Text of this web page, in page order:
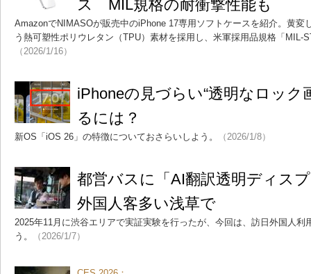
ス MIL規格の耐衝撃性能も
AmazonでNIMASOが販売中のiPhone 17専用ソフトケースを紹介。黄変
う熱可塑性ポリウレタン（TPU）素材を採用し、米軍採用品規格「MIL-
（2026/1/16）
iPhoneの見づらい“透明なロック
るには？
新OS「iOS 26」の特徴についておさらいしよう。 （2026/1/8）
都営バスに「AI翻訳透明ディス
外国人客多い浅草で
2025年11月に渋谷エリアで実証実験を行ったが、今回は、訪日外国人利
う。
（2026/1/7）